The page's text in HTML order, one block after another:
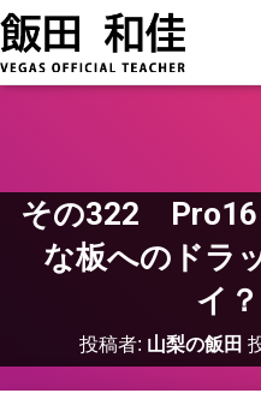
その322 Pro16
な板へのドラ
イ
投稿者: 山梨の飯田